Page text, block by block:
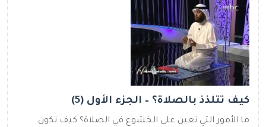
كيف تتلذذ بالصلاة؟ – الجزء الأول (5)
ما الأمور التي تعين على الخشوع في الصلاة؟ كيف تكون